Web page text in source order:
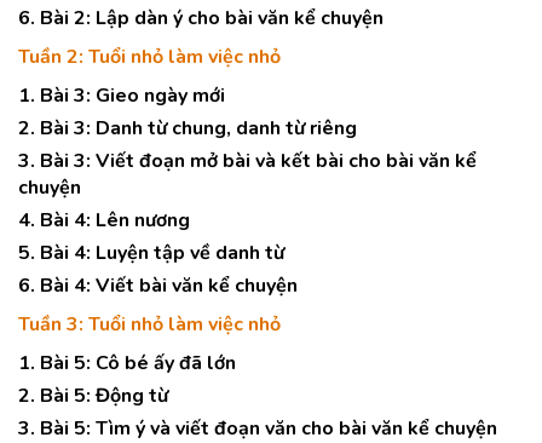
6. Bài 2: Lập dàn ý cho bài văn kể chuyện
Tuần 2: Tuổi nhỏ làm việc nhỏ
1. Bài 3: Gieo ngày mới
2. Bài 3: Danh từ chung, danh từ riêng
3. Bài 3: Viết đoạn mở bài và kết bài cho bài văn kể
chuyện
4. Bài 4: Lên nương
5. Bài 4: Luyện tập về danh từ
6. Bài 4: Viết bài văn kể chuyện
Tuần 3: Tuổi nhỏ làm việc nhỏ
1. Bài 5: Cô bé ấy đã lớn
2. Bài 5: Động từ
3. Bài 5: Tìm ý và viết đoạn văn cho bài văn kể chuyện